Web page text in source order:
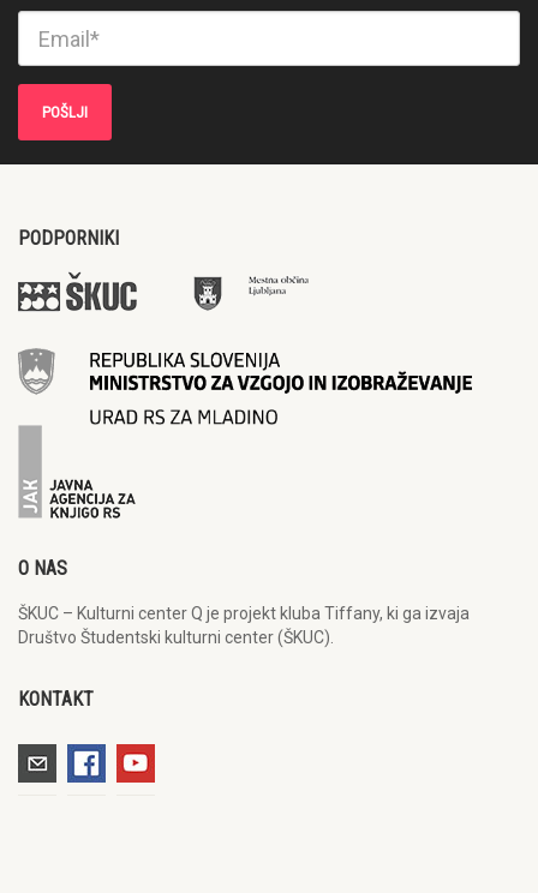
PODPORNIKI
O NAS
ŠKUC – Kulturni center Q je projekt kluba Tiffany, ki ga izvaja
Društvo Študentski kulturni center (ŠKUC).
KONTAKT